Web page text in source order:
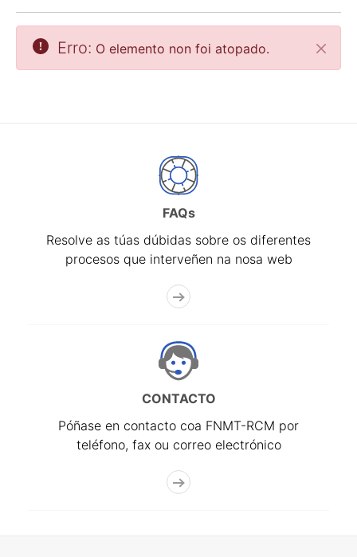
Erro: O elemento non foi atopado.
FAQs
Resolve as túas dúbidas sobre os diferentes
procesos que interveñen na nosa web
CONTACTO
Póñase en contacto coa FNMT-RCM por
teléfono, fax ou correo electrónico